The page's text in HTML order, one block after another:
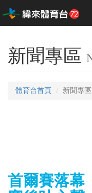
新聞專區
體育台首頁 新聞專區
首爾賽落